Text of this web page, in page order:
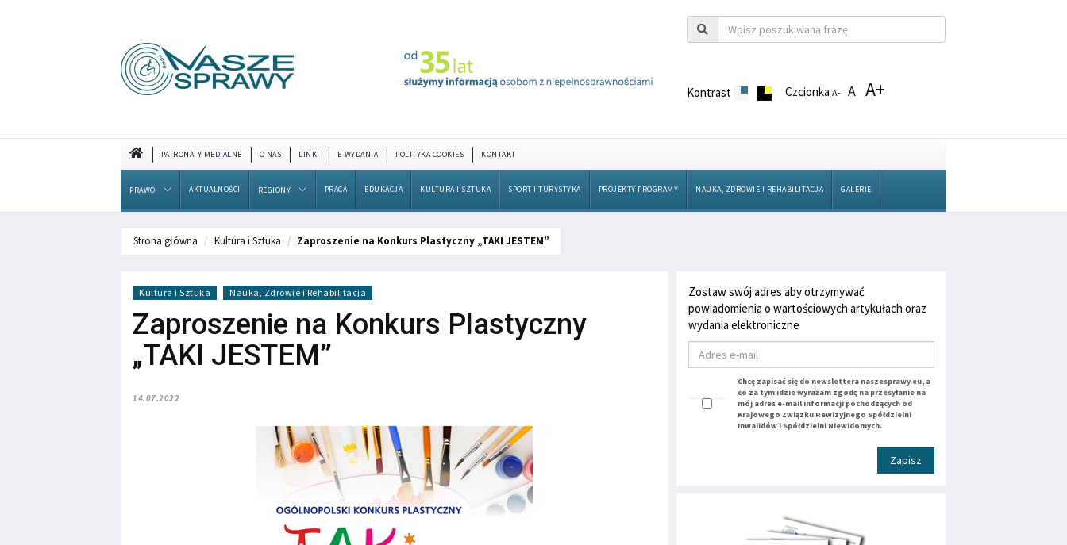
Kontrast CzcionkaA- A A+
PATRONATY MEDIALNE O NAS LINKI E-WYDANIA POLITYKA COOKIES KONTAKT
PRAWO AKTUALNOŚCI REGIONY PRACA EDUKACJA KULTURA I SZTUKA SPORT I TURYSTYKA PROJEKTY PROGRAMY NAUKA, ZDROWIE I REHABILITACJA GALERIE
Strona główna Kultura i Sztuka Zaproszenie na Konkurs Plastyczny „TAKI JESTEM”
Kultura i Sztuka Nauka, Zdrowie i Rehabilitacja
Zaproszenie na Konkurs Plastyczny
„TAKI JESTEM”
14.07.2022
Zostaw swój adres aby otrzymywać
powiadomienia o wartościowych artykułach oraz
wydania elektroniczne
Chcę zapisać się do newslettera naszesprawy.eu, a
co za tym idzie wyrażam zgodę na przesyłanie na
mój adres e-mail informacji pochodzących od
Krajowego Związku Rewizyjnego Spółdzielni
Inwalidów i Spółdzielni Niewidomych.
Zapisz